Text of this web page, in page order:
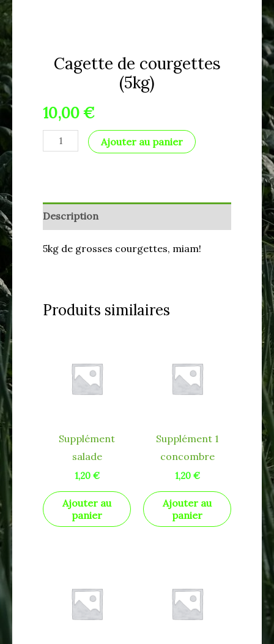
Cagette de courgettes
(5kg)
10,00€
Ajouter au panier
Description
5kg de grosses courgettes, miam!
Produits similaires
Supplément
salade
1,20 €
Ajouter au
panier
Supplément 1
concombre
1,20 €
Ajouter au
panier